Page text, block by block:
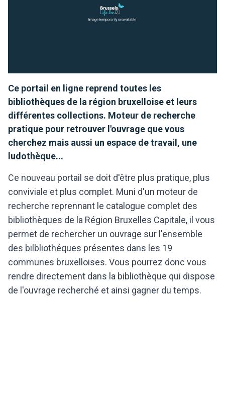
Ce portail en ligne reprend toutes les
bibliothèques de la région bruxelloise et leurs
différentes collections. Moteur de recherche
pratique pour retrouver l'ouvrage que vous
cherchez mais aussi un espace de travail, une
ludothèque...
Ce nouveau portail se doit d'être plus pratique, plus
conviviale et plus complet. Muni d'un moteur de
recherche reprennant le catalogue complet des
bibliothèques de la Région Bruxelles Capitale, il vous
permet de rechercher un ouvrage sur l'ensemble
des bilbliothéques présentes dans les 19
communes bruxelloises. Vous pourrez donc vous
rendre directement dans la bibliothèque qui dispose
de l'ouvrage recherché et ainsi gagner du temps.